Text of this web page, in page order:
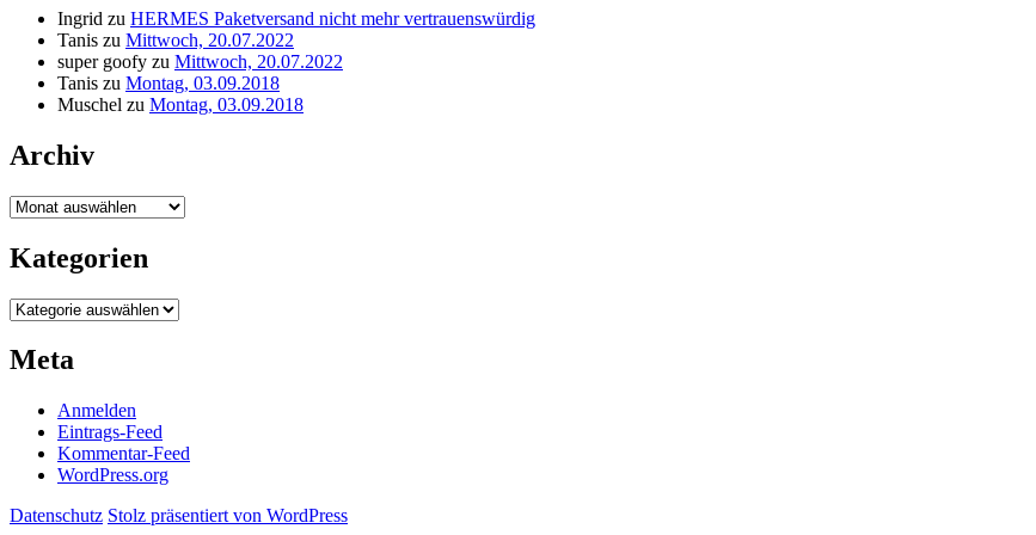
Ingrid zu HERMES Paketversand nicht mehr vertrauenswürdig
Tanis zu Mittwoch, 20.07.2022
super goofy zu Mittwoch, 20.07.2022
Tanis zu Montag, 03.09.2018
Muschel zu Montag, 03.09.2018
Archiv
Archiv
Kategorien
Kategorien
Meta
Anmelden
Eintrags-Feed
Kommentar-Feed
WordPress.org
Datenschutz Stolz präsentiert von WordPress